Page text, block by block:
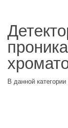
В данной категории